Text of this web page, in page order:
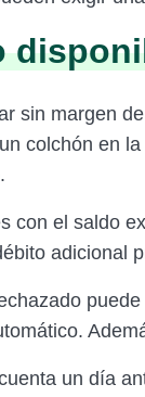
sin margen
colchón en
con el saldo
adicional
un día